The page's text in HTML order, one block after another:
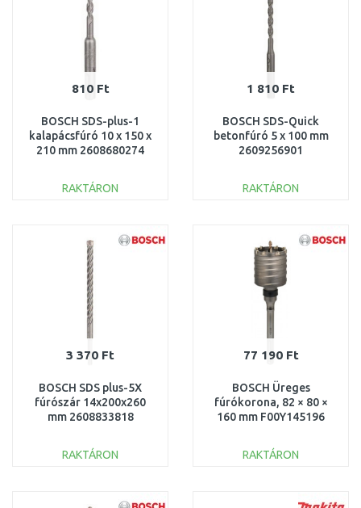
810 Ft
BOSCH SDS-plus-1
kalapácsfúró 10 x 150 x
210 mm 2608680274
RAKTÁRON
Összehasonlítás
1 810 Ft
BOSCH SDS-Quick
betonfúró 5 x 100 mm
2609256901
RAKTÁRON
Összehasonlítás
3 370 Ft
BOSCH SDS plus-5X
fúrószár 14x200x260
mm 2608833818
RAKTÁRON
Összehasonlítás
77 190 Ft
BOSCH Üreges
fúrókorona, 82 × 80 ×
160 mm F00Y145196
RAKTÁRON
Összehasonlítás